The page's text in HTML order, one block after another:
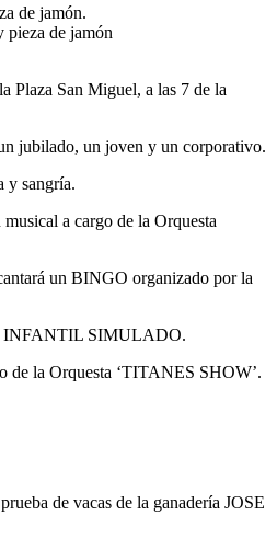
de jamón.
pieza de jamón
Plaza San Miguel, a las 7 de la
jubilado, un joven y un corporativo.
y sangría.
a cargo de la Orquesta
un BINGO organizado por la
INFANTIL SIMULADO.
de la Orquesta ‘TITANES SHOW’.
de vacas de la ganadería JOSE